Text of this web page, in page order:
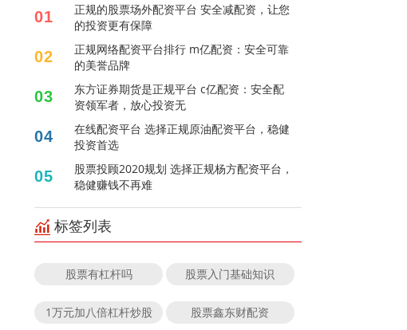
01
正规的股票场外配资平台 安全减配资，让您
的投资更有保障
02
正规网络配资平台排行 m亿配资：安全可靠
的美誉品牌
03
东方证券期货是正规平台 c亿配资：安全配
资领军者，放心投资无
04
在线配资平台 选择正规原油配资平台，稳健
投资首选
05
股票投顾2020规划 选择正规杨方配资平台，
稳健赚钱不再难
标签列表
股票有杠杆吗 股票入门基础知识
1万元加八倍杠杆炒股 股票鑫东财配资